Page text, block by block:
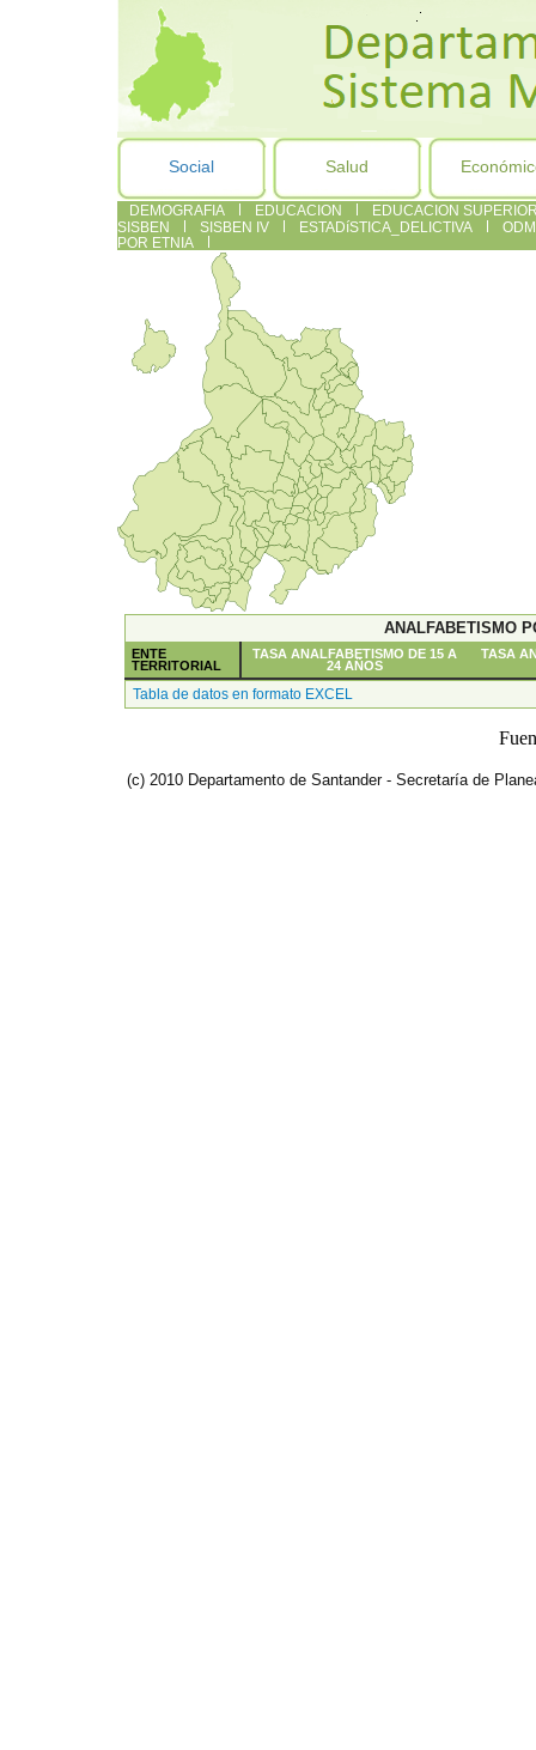
Social Salud
DEMOGRAFIA EDUCACION
EDUCACION
SISBEN
SISBEN IV ESTADíSTICA_DELICTIVA
ODM
POR ETNIA
ANALFABETISMO
ENTE
TERRITORIAL
TASA ANALFABETISMO DE 15 A
24 AÑOS
TASA
Tabla de datos en formato EXCEL
(c) 2010 Departamento de Santander - Secretaría de